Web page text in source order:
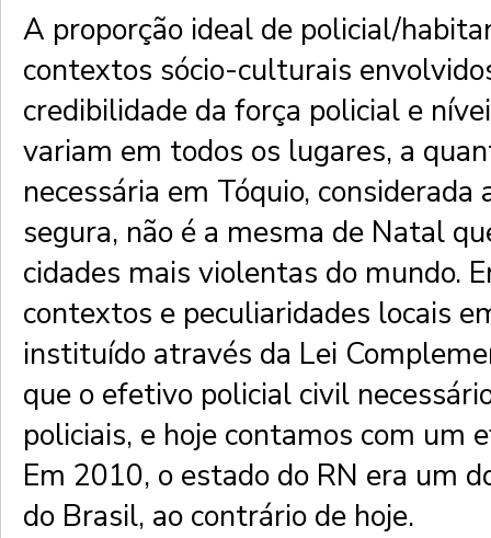
A proporção ideal de policial/
contextos sócio-culturais
credibilidade da força policial e
variam em todos os lugares, a
necessária em Tóquio, considerada
segura, não é a mesma de Natal
cidades mais violentas do mundo.
contextos e peculiaridades locais
instituído através da Lei
que o efetivo policial civil
policiais, e hoje contamos com um
Em 2010, o estado do RN era um
do Brasil, ao contrário de hoje.